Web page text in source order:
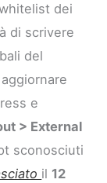
dei
di scrivere
del
e
> External
sconosciuti
il 12